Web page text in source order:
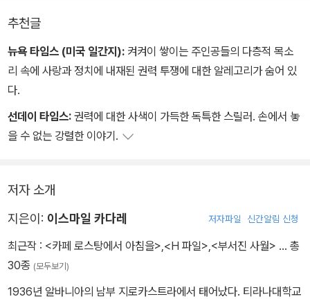
추천글
뉴욕 타임스 (미국 일간지): 켜켜이 쌓이는 주인공들의 다층적 목소
리 속에 사랑과 정치에 내재된 권력 투쟁에 대한 알레고리가 숨어 있
다.
선데이 타임스: 권력에 대한 사색이 가득한 독특한 스릴러. 손에서 놓
을 수 없는 강렬한 이야기.
저자 소개
지은이: 이스마일 카다레 저자파일 신간알림 신청
최근작 : <카페 로스탕에서 아침을> <H 파일> <부서진 사월> … 총
30종 (모두보기)
1936년 알바니아의 남부 지로카스트라에서 태어났다. 티라나대학교